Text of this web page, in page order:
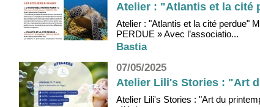
Atelier : "Atlantis et la cité
Atelier : "Atlantis et la cité perdue"
PERDUE » Avec l’associatio...
Bastia
07/05/2025
Atelier Lili's Stories : "Art
Atelier Lili's Stories : "Art du